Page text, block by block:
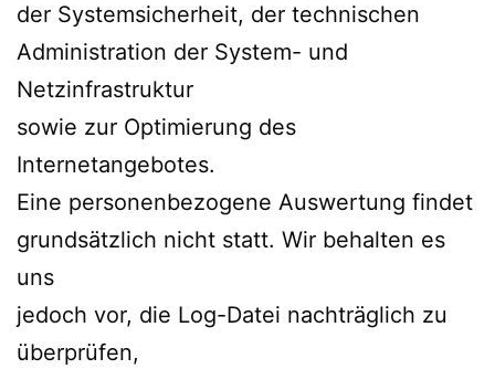
der Systemsicherheit, der technischen
Administration der System- und
Netzinfrastruktur
sowie zur Optimierung des
Internetangebotes.
Eine personenbezogene Auswertung findet
grundsätzlich nicht statt. Wir behalten es
uns
jedoch vor, die Log-Datei nachträglich zu
überprüfen,